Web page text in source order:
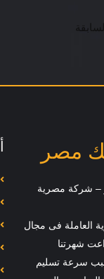
مصر
شركة مصرية
العاملة فى مجال
شهرتنا
سرعة تسليم